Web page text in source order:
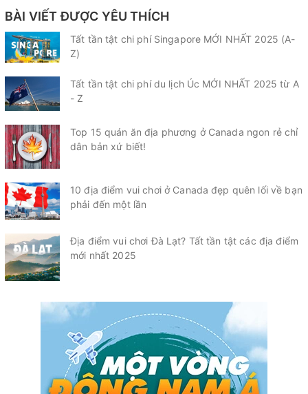
BÀI VIẾT ĐƯỢC YÊU THÍCH
Tất tần tật chi phí Singapore MỚI NHẤT 2025 (A-
Z)
Tất tần tật chi phí du lịch Úc MỚI NHẤT 2025 từ A
- Z
Top 15 quán ăn địa phương ở Canada ngon rẻ chỉ
dân bản xứ biết!
10 địa điểm vui chơi ở Canada đẹp quên lối về bạn
phải đến một lần
Địa điểm vui chơi Đà Lạt? Tất tần tật các địa điểm
mới nhất 2025